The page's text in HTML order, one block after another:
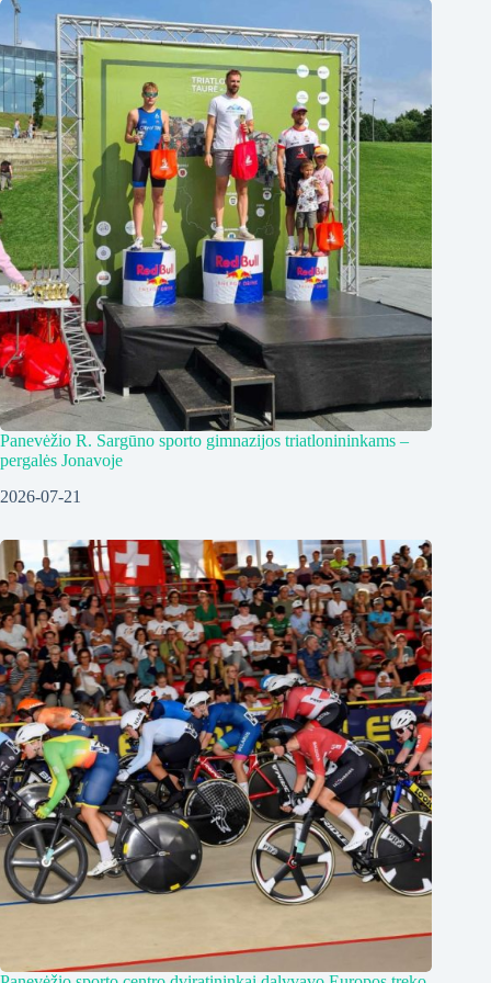
Panevėžio R. Sargūno sporto gimnazijos triatlonininkams –
pergalės Jonavoje
2026-07-21